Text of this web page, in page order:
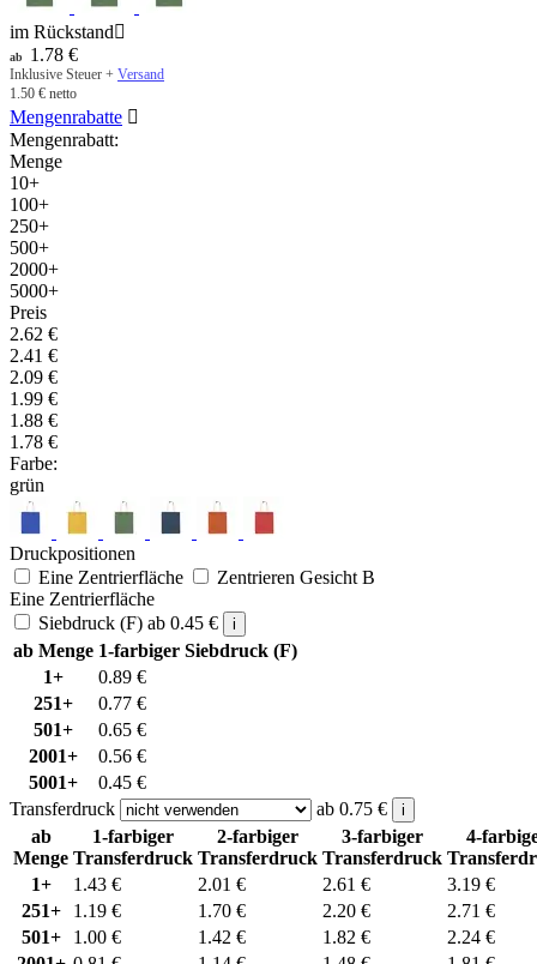
im Rückstand
ab 1.78 €
Inklusive Steuer + Versand
1.50 € netto
Mengenrabatte 
Mengenrabatt:
Menge
10+
100+
250+
500+
2000+
5000+
Preis
2.62 €
2.41 €
2.09 €
1.99 €
1.88 €
1.78 €
Farbe:
grün
Druckpositionen
Eine Zentrierfläche
Zentrieren Gesicht B
Eine Zentrierfläche
Siebdruck (F) ab 0.45 € i
ab Menge 1-farbiger Siebdruck (F)
1+
0.89 €
251+
0.77 €
501+
0.65 €
2001+
0.56 €
5001+
0.45 €
Transferdruck
ab 0.75 € i
ab
Menge
1-farbiger
Transferdruck
2-farbiger
Transferdruck
3-farbiger
Transferdruck
4-
1+
1.43 € 2.01 € 2.61 € 3.19 €
251+
1.19 € 1.70 € 2.20 € 2.71 €
501+
1.00 € 1.42 € 1.82 € 2.24 €